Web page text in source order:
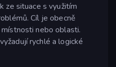
ze situace s využitím
Cíl je obecně
nebo oblasti.
rychlé a logické